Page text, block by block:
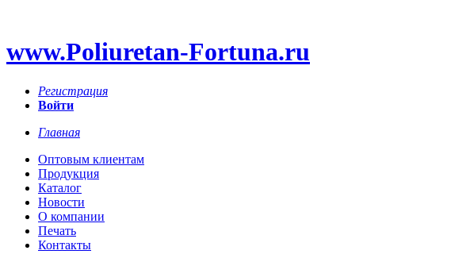
www.Poliuretan-Fortuna.ru
Регистрация
Войти
Главная
Оптовым клиентам
Продукция
Каталог
Новости
О компании
Печать
Контакты